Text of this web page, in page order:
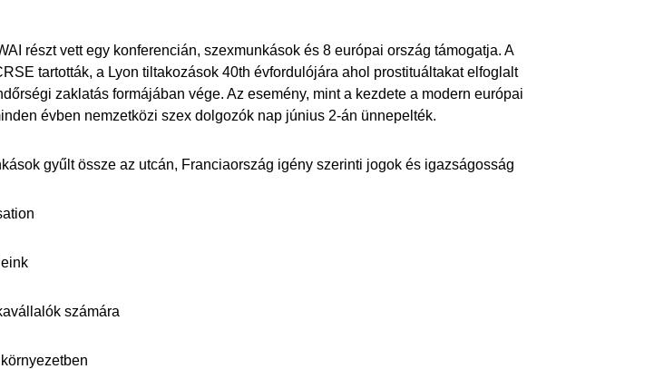
részt vett egy konferencián, szexmunkások és 8 európai ország támogatja. A
tartották, a Lyon tiltakozások 40th évfordulójára ahol prostituáltakat elfoglalt
zaklatás formájában vége. Az esemény, mint a kezdete a modern európai
évben nemzetközi szex dolgozók nap június 2-án ünnepelték.
gyűlt össze az utcán, Franciaország igény szerinti jogok és igazságosság
számára